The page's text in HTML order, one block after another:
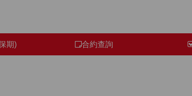
期) 合約查詢